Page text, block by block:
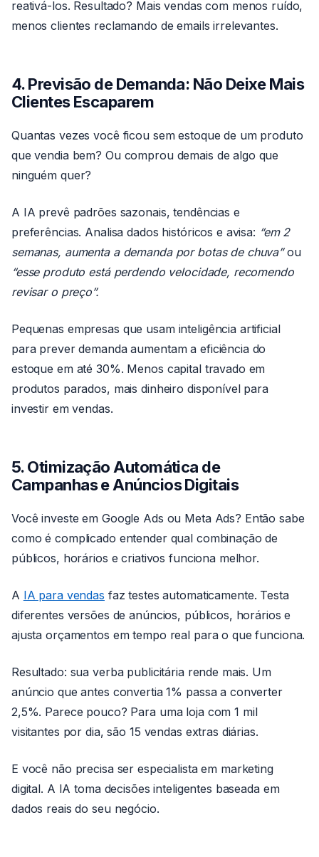
reativá-los. Resultado? Mais vendas com menos ruído,
menos clientes reclamando de emails irrelevantes.
4. Previsão de Demanda: Não Deixe Mais
Clientes Escaparem
Quantas vezes você ficou sem estoque de um produto
que vendia bem? Ou comprou demais de algo que
ninguém quer?
A IA prevê padrões sazonais, tendências e
preferências. Analisa dados históricos e avisa: “em 2
semanas, aumenta a demanda por botas de chuva”ou
“esse produto está perdendo velocidade, recomendo
revisar o preço”.
Pequenas empresas que usam inteligência artificial
para prever demanda aumentam a eficiência do
estoque em até 30%. Menos capital travado em
produtos parados, mais dinheiro disponível para
investir em vendas.
5. Otimização Automática de
Campanhas e Anúncios Digitais
Você investe em Google Ads ou Meta Ads? Então sabe
como é complicado entender qual combinação de
públicos, horários e criativos funciona melhor.
A IA para vendas faz testes automaticamente. Testa
diferentes versões de anúncios, públicos, horários e
ajusta orçamentos em tempo real para o que funciona.
Resultado: sua verba publicitária rende mais. Um
anúncio que antes convertia 1% passa a converter
2,5%. Parece pouco? Para uma loja com 1 mil
visitantes por dia, são 15 vendas extras diárias.
E você não precisa ser especialista em marketing
digital. A IA toma decisões inteligentes baseada em
dados reais do seu negócio.